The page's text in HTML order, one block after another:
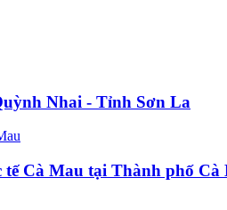
Nhai - Tỉnh Sơn La
Cà Mau tại Thành phố